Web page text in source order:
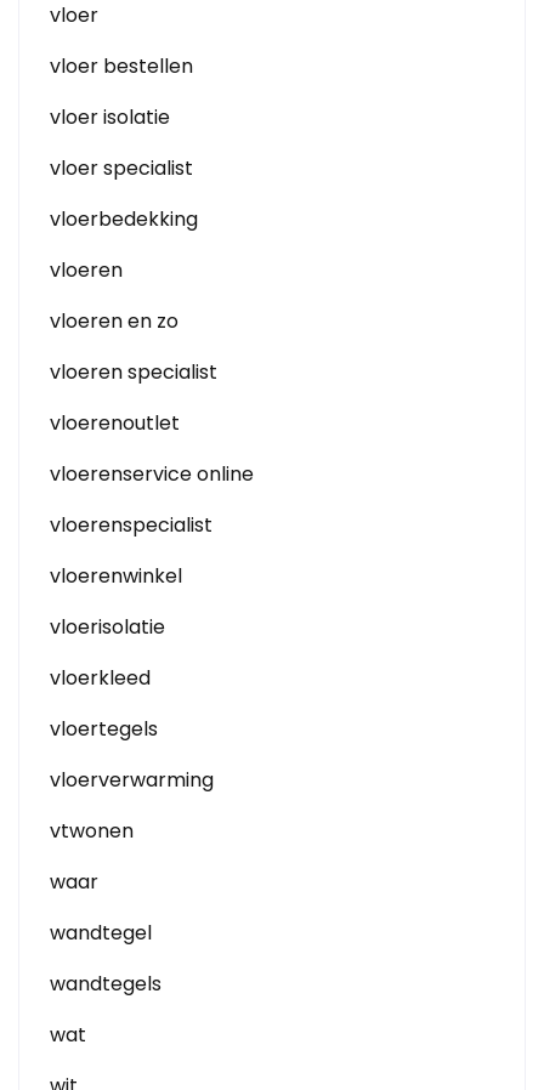
vloer
vloer bestellen
vloer isolatie
vloer specialist
vloerbedekking
vloeren
vloeren en zo
vloeren specialist
vloerenoutlet
vloerenservice online
vloerenspecialist
vloerenwinkel
vloerisolatie
vloerkleed
vloertegels
vloerverwarming
vtwonen
waar
wandtegel
wandtegels
wat